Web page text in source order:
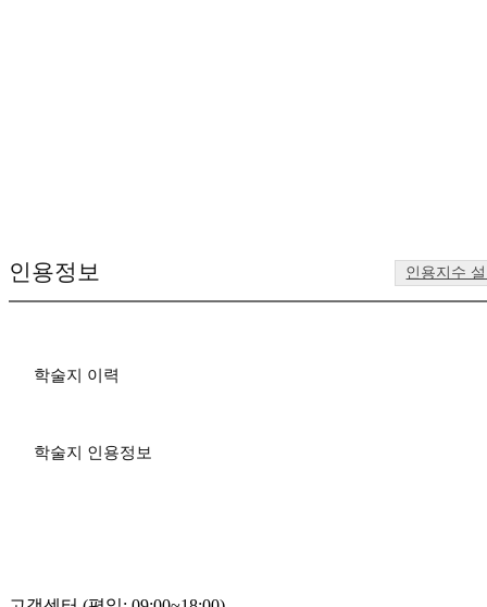
인용정보 인용지수
학술지 이력
학술지 인용정보